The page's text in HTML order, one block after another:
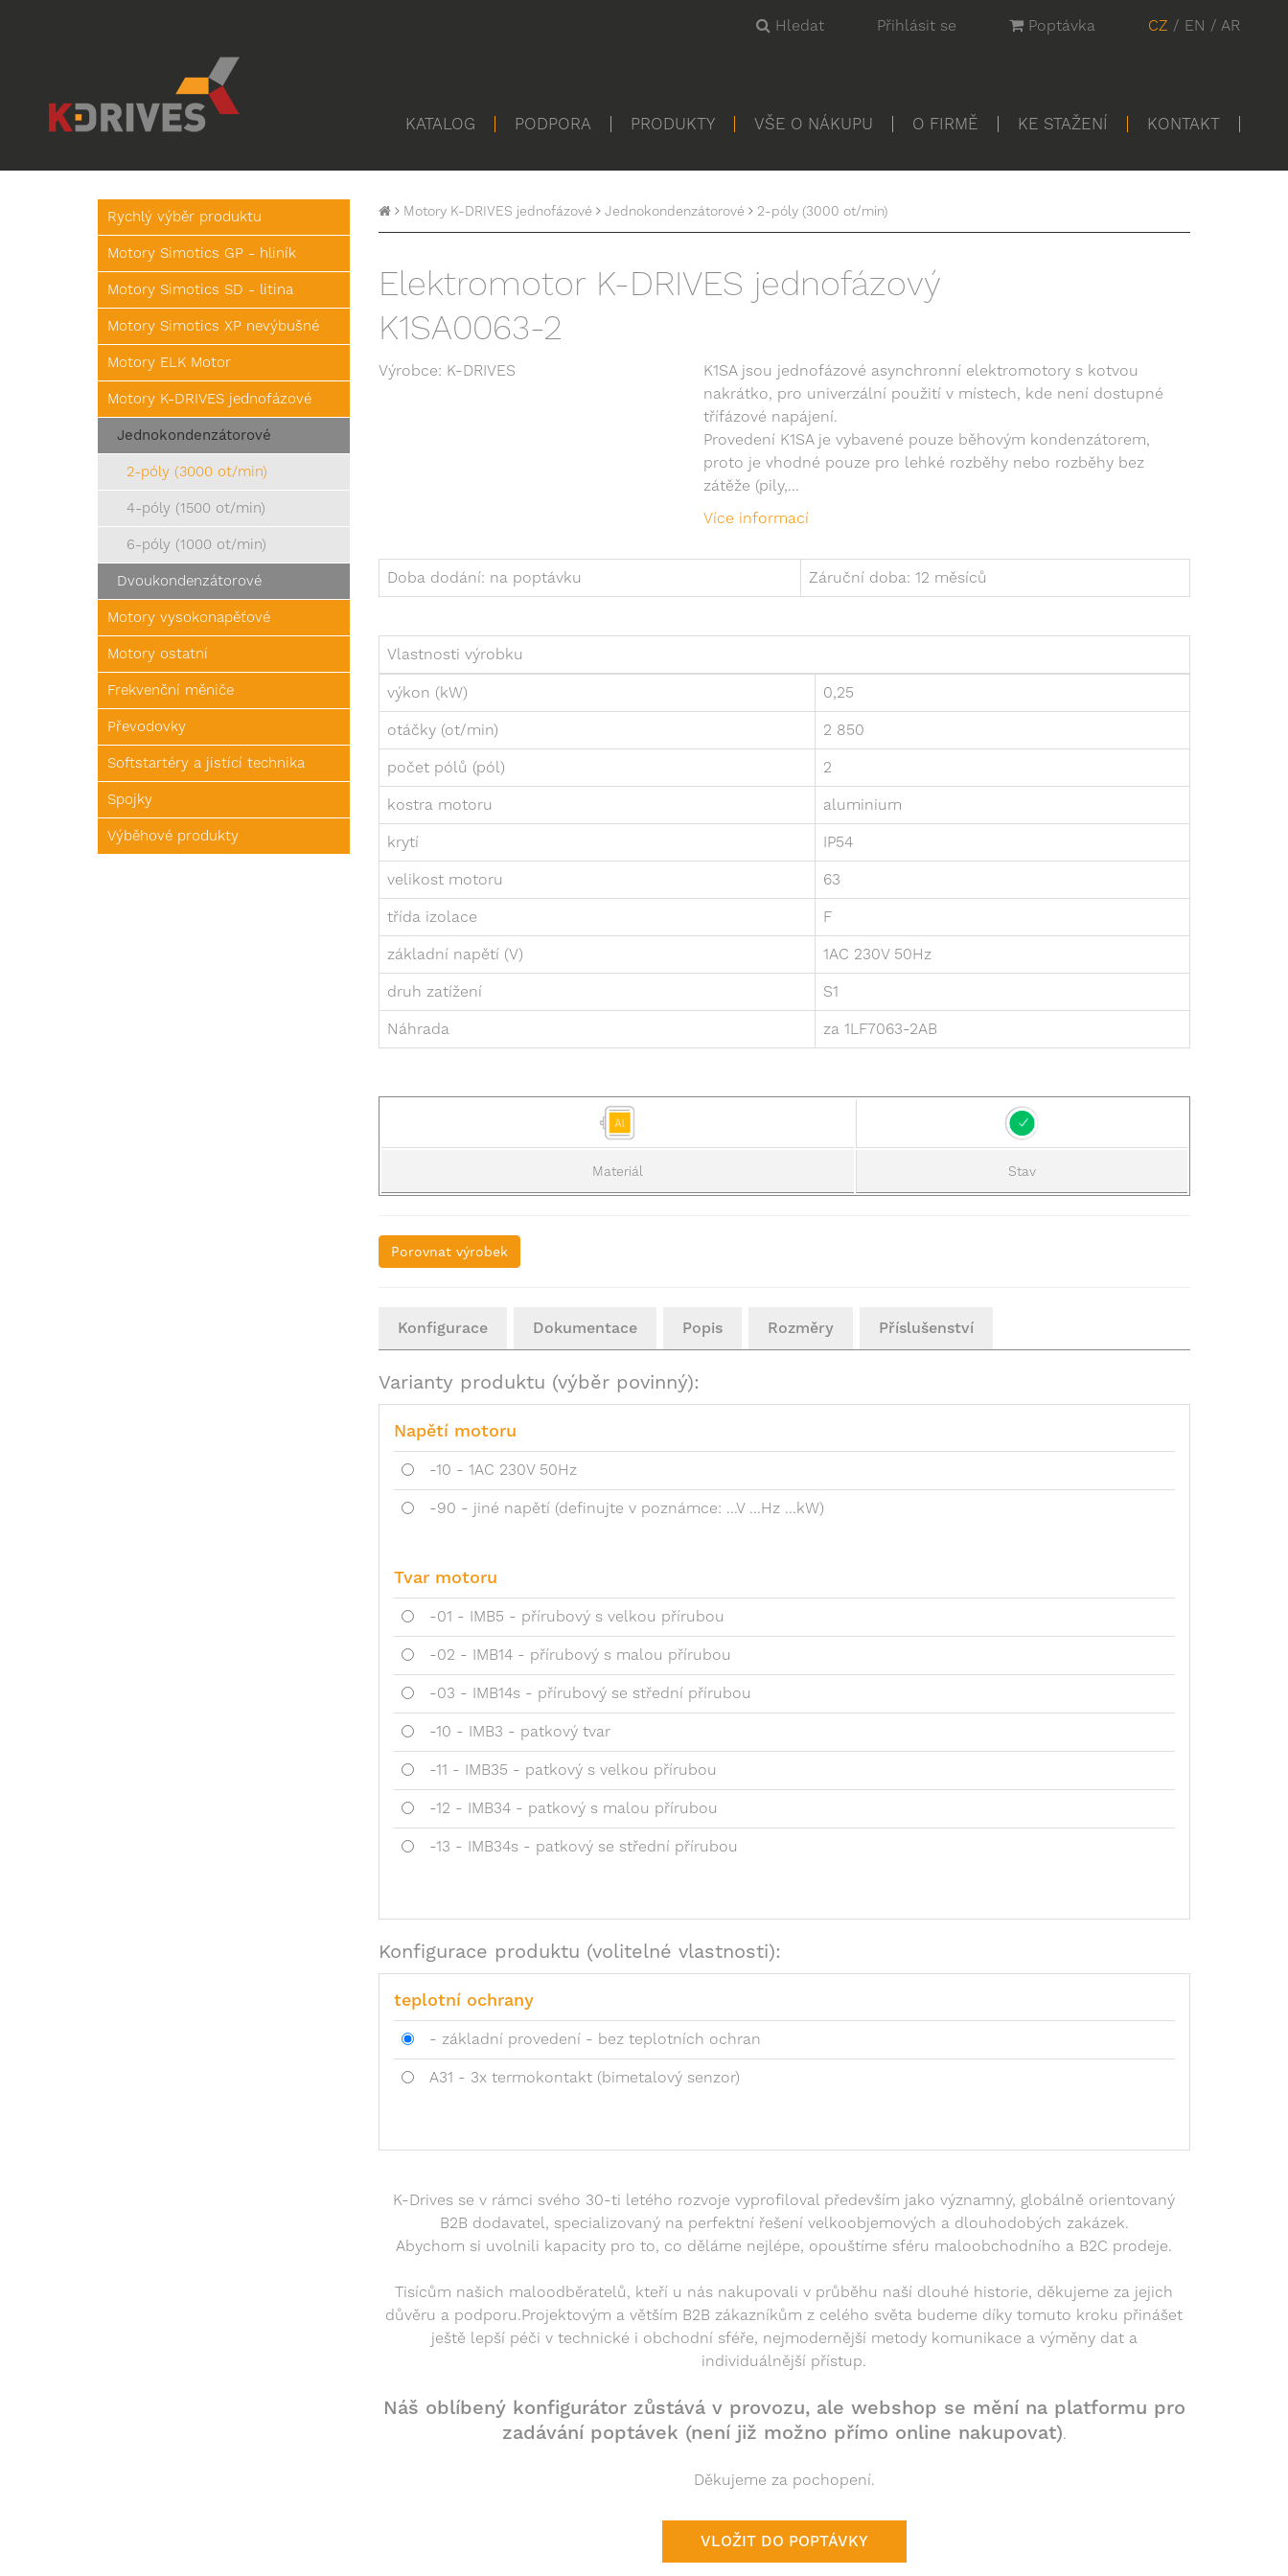
Hledat Přihlásit se Poptávka CZ / EN / AR
KATALOG PODPORA PRODUKTY VŠE O NÁKUPU O FIRMĚ KE STAŽENÍ KONTAKT
Rychlý výběr produktu
Motory Simotics GP - hliník
Motory Simotics SD - litina
Motory Simotics XP nevýbušné
Motory ELK Motor
Motory K-DRIVES jednofázové
Jednokondenzátorové
2-póly (3000 ot/min)
4-póly (1500 ot/min)
6-póly (1000 ot/min)
Dvoukondenzátorové
Motory vysokonapěťové
Motory ostatní
Frekvenční měniče
Převodovky
Softstartéry a jistící technika
Spojky
Výběhové produkty
Motory K-DRIVES jednofázové Jednokondenzátorové 2-póly (3000 ot/min)
Elektromotor K-DRIVES jednofázový
K1SA0063-2
Výrobce: K-DRIVES
K1SA jsou jednofázové asynchronní elektromotory s kotvou
nakrátko, pro univerzální použití v místech, kde není dostupné
třífázové napájení.
Provedení K1SA je vybavené pouze běhovým kondenzátorem,
proto je vhodné pouze pro lehké rozběhy nebo rozběhy bez
zátěže (pily,...
Více informací
Doba dodání: na poptávku Záruční doba: 12 měsíců
Vlastnosti výrobku
výkon (kW) 0,25
otáčky (ot/min) 2 850
počet pólů (pól) 2
kostra motoru aluminium
krytí IP54
velikost motoru 63
třída izolace F
základní napětí (V) 1AC 230V 50Hz
druh zatížení S1
Náhrada za 1LF7063-2AB
Materiál Stav
Porovnat výrobek
Konfigurace Dokumentace Popis Rozměry Příslušenství
Varianty produktu (výběr povinný):
Napětí motoru
-10 - 1AC 230V 50Hz
-90 - jiné napětí (definujte v poznámce: ...V ...Hz ...kW)
Tvar motoru
-01 - IMB5 - přírubový s velkou přírubou
-02 - IMB14 - přírubový s malou přírubou
-03 - IMB14s - přírubový se střední přírubou
-10 - IMB3 - patkový tvar
-11 - IMB35 - patkový s velkou přírubou
-12 - IMB34 - patkový s malou přírubou
-13 - IMB34s - patkový se střední přírubou
Konfigurace produktu (volitelné vlastnosti):
teplotní ochrany
- základní provedení - bez teplotních ochran
A31 - 3x termokontakt (bimetalový senzor)
K-Drives se v rámci svého 30-ti letého rozvoje vyprofiloval především jako významný, globálně orientovaný
B2B dodavatel, specializovaný na perfektní řešení velkoobjemových a dlouhodobých zakázek.
Abychom si uvolnili kapacity pro to, co děláme nejlépe, opouštíme sféru maloobchodního a B2C prodeje.
Tisícům našich maloodběratelů, kteří u nás nakupovali v průběhu naší dlouhé historie, děkujeme za jejich
důvěru a podporu.Projektovým a větším B2B zákazníkům z celého světa budeme díky tomuto kroku přinášet
ještě lepší péči v technické i obchodní sféře, nejmodernější metody komunikace a výměny dat a
individuálnější přístup.
Náš oblíbený konfigurátor zůstává v provozu, ale webshop se mění na platformu pro
zadávání poptávek (není již možno přímo online nakupovat).
Děkujeme za pochopení.
VLOŽIT DO POPTÁVKY